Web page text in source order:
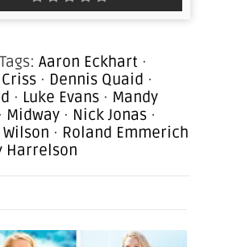
Aaron Eckhart ·
· Dennis Quaid ·
· Luke Evans · Mandy
· Midway · Nick Jonas ·
· Roland Emmerich
Harrelson